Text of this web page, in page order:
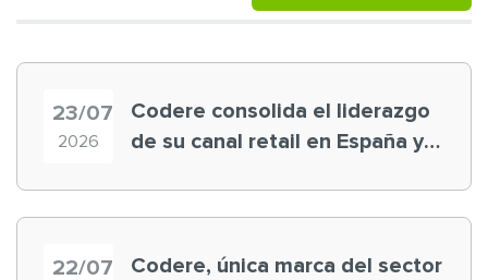
23/07
2026
Codere consolida el liderazgo
de su canal retail en España y
22/07
Codere, única marca del sector